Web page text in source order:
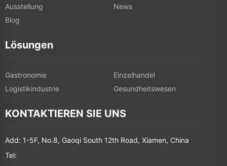
Ausstellung
News
Blog
Lösungen
Gastronomie
Einzelhandel
Logistikindustrie
Gesundheitswesen
KONTAKTIEREN SIE UNS
Add: 1-5F, No.8, Gaoqi South 12th Road, Xiamen, China
Tel: